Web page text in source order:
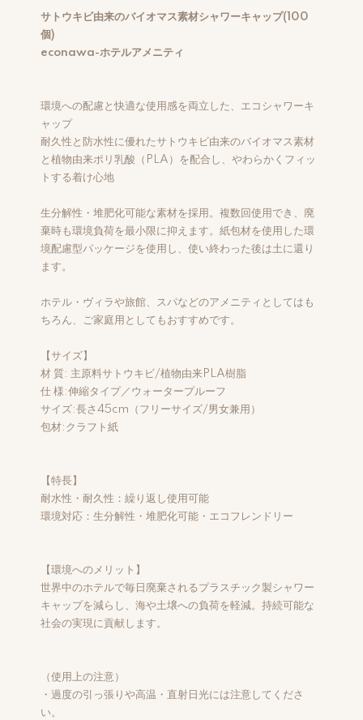
サトウキビ由来のバイオマス素材シャワーキャップ(100
個)
econawa-ホテルアメニティ
環境への配慮と快適な使用感を両立した、エコシャワーキ
ャップ
耐久性と防水性に優れたサトウキビ由来のバイオマス素材
と植物由来ポリ乳酸（PLA）を配合し、やわらかくフィッ
トする着け心地
生分解性・堆肥化可能な素材を採用。複数回使用でき、廃
棄時も環境負荷を最小限に抑えます。紙包材を使用した環
境配慮型パッケージを使用し、使い終わった後は土に還り
ます。
ホテル・ヴィラや旅館、スパなどのアメニティとしてはも
ちろん、ご家庭用としてもおすすめです。
【サイズ】
材 質: 主原料サトウキビ/植物由来PLA樹脂
仕 様:伸縮タイプ／ウォータープルーフ
サイズ:長さ45cm（フリーサイズ/男女兼用）
包材:クラフト紙
【特長】
耐水性・耐久性：繰り返し使用可能
環境対応：生分解性・堆肥化可能・エコフレンドリー
【環境へのメリット】
世界中のホテルで毎日廃棄されるプラスチック製シャワー
キャップを減らし、海や土壌への負荷を軽減。持続可能な
社会の実現に貢献します。
（使用上の注意）
・過度の引っ張りや高温・直射日光には注意してくださ
い。